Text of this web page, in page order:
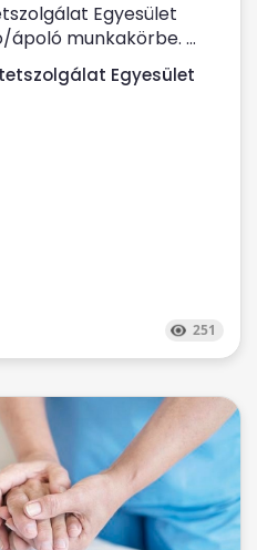
Egyesület
munkakörbe. ...
Egyesület
251